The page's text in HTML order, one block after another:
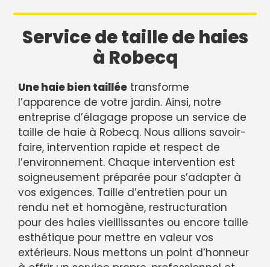
Service de taille de haies
à Robecq
Une haie bien taillée transforme
l’apparence de votre jardin. Ainsi, notre
entreprise d’élagage propose un service de
taille de haie à Robecq. Nous allions savoir-
faire, intervention rapide et respect de
l’environnement. Chaque intervention est
soigneusement préparée pour s’adapter à
vos exigences. Taille d’entretien pour un
rendu net et homogène, restructuration
pour des haies vieillissantes ou encore taille
esthétique pour mettre en valeur vos
extérieurs. Nous mettons un point d’honneur